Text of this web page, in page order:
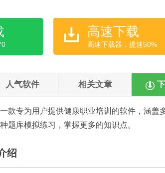
高速下载
高速下载器，提速50%
人气软件 相关文章
款专为用户提供健康职业培训的软件，涵
题库模拟练习，掌握更多的知识点。
绍